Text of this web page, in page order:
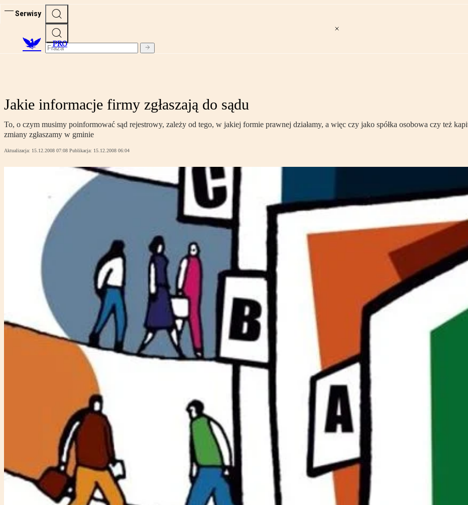
Serwisy
PRO
Jakie informacje firmy zgłaszają do sądu
To, o czym musimy poinformować sąd rejestrowy, zależy od tego, w jakiej formie prawnej działamy, a więc czy jako spółka osobowa czy też
zmiany zgłaszamy w gminie
Aktualizacja: 15.12.2008 07:08 Publikacja: 15.12.2008 06:04